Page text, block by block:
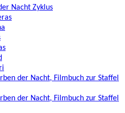
Nacht Zyklus
der Nacht, Filmbuch zur Staffel
der Nacht, Filmbuch zur Staffel